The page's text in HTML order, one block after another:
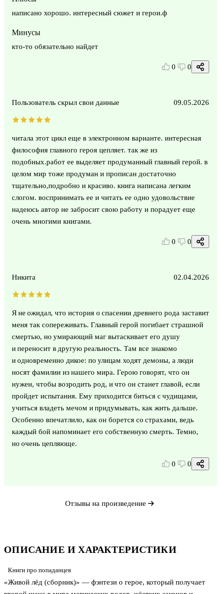
ОПИСАНИЕ И ХАРАКТЕРИСТИКИ
Книги про попаданцев
«Живой лёд (сборник)» — фэнтези о герое, который получает
написано хорошо. интересный сюжет и герои.ф
Минусы
кто-то обязательно найдет
0 0
Пользователь скрыл свои данные 09.05.2026
читала этот цикл еще в электронном варианте. интересная
философия главного героя цепляет. так же из
подобных.работ ее выделяет продуманный главный герой. в
целом мир тоже продуман и прописан достаточно
тщательно,подробно и красиво. книга написана легким
слогом. воспринимать ее и читать ее одно удовольствие
надеюсь автор не забросит свою работу и порадует еще
очень многими книгами.
0 0
Никита 02.04.2026
Я не ожидал, что история о спасении древнего рода заставит
меня так сопереживать. Главный герой погибает страшной
смертью, но умирающий маг вытаскивает его душу
и переносит в другую реальность. Там все знакомо
и одновременно дикое: по улицам ходят демоны, а люди
носят фамилии из нашего мира. Герою говорят, что он
нужен, чтобы возродить род, и что он станет главой, если
пройдет испытания. Ему приходится биться с чудищами,
учиться владеть мечом и придумывать, как жить дальше.
Особенно впечатлило, как он борется со страхами, ведь
каждый бой напоминает его собственную смерть. Темно,
но очень цепляюще.
0 0
Отзывы на произведение